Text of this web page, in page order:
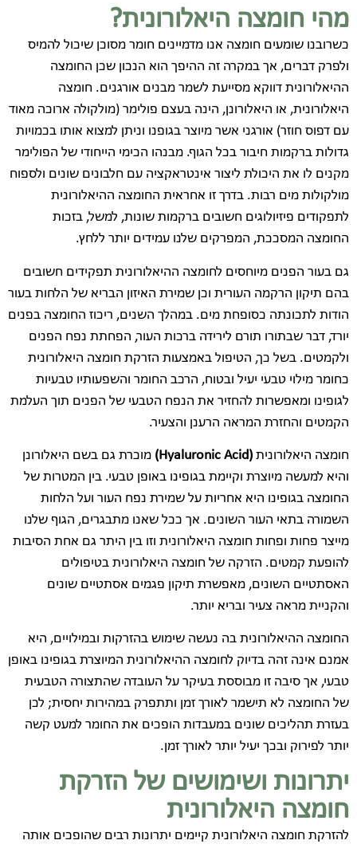
מהי חומצה היאלורונית?
כשרובנו שומעים חומצה אנו מדמיינים חומר מסוכן שיכול להמיס
ולפרק דברים, אך במקרה זה ההיפך הוא הנכון שכן החומצה
ההיאלורונית דווקא מסייעת לשמר מבנים אורגנים. חומצה
היאלורונית, או היאלורונן, הינה בעצם פולימר (מולקולה ארוכה מאוד
עם דפוס חוזר) אורגני אשר מיוצר בגופנו וניתן למצוא אותו בכמויות
גדולות ברקמות חיבור בכל הגוף. מבנהו הכימי הייחודי של הפולימר
מקנים לו את היכולת ליצור אינטראקציה עם חלבונים שונים ולספוח
מולקולות מים רבות. בדרך זו אחראית החומצה ההיאלורונית
לתפקודים פיזיולוגים חשובים ברקמות שונות, למשל, בזכות
החומצה המסככת, המפרקים שלנו עמידים יותר ללחץ.
גם בעור הפנים מיוחסים לחומצה ההיאלורונית תפקידים חשובים
בהם תיקון הרקמה העורית וכן שמירת האיזון הבריא של הלחות בעור
הודות לתכונתה כסופחת מים. במהלך השנים, ריכוז החומצה בפנים
יורד, דבר שבתורו תורם לירידה ברכות העור, הפחתת נפח הפנים
ולקמטים. בשל כך, הטיפול באמצעות הזרקת חומצה היאלורונית
כחומר מילוי טבעי יעיל ובטוח, הרכב החומר והשפעותיו טבעיות
לגופינו ומאפשרות להחזיר את הנפח הטבעי של הפנים תוך העלמת
הקמטים והחזרת המראה הרענן והצעיר.
חומצה היאלורונית(Hyaluronic Acid)
מוכרת גם בשם היאלורונן
והיא למעשה מיוצרת וקיימת בגופינו באופן טבעי. בין המטרות של
החומצה בגופינו היא אחריות על שמירת נפח העור ועל הלחות
השמורה בתאי העור השונים. אך ככל שאנו מתבגרים, הגוף שלנו
מייצר פחות ופחות חומצה היאלורונית וזו בין היתר גם אחת הסיבות
להופעת קמטים. הזרקה של חומצה היאלורונית בטיפולים
האסתטיים השונים, מאפשרת תיקון פגמים אסתטיים שונים
והקניית מראה צעיר ובריא יותר.
החומצה ההיאלורונית בה נעשה שימוש בהזרקות ובמילויים, היא
אמנם אינה זהה בדיוק לחומצה ההיאלורונית המיוצרת בגופינו באופן
טבעי, אך סיבה זו מבוססת בעיקר על העובדה שהתצורה הטבעית
של החומצה לא תישמר לאורך זמן ותתפרק במהירות יחסית; לכן
בעזרת תהליכים שונים במעבדות הופכים את החומר למעט קשה
יותר לפירוק ובכך יעיל יותר לאורך זמן.
יתרונות ושימושים של הזרקת
חומצה היאלורונית
להזרקת חומצה היאלורונית קיימים יתרונות רבים שהופכים אותה